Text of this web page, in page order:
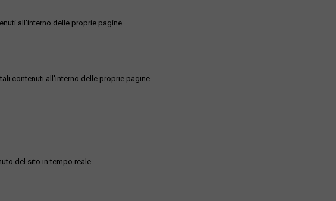
all'interno delle proprie pagine.
contenuti all'interno delle proprie pagine.
del sito in tempo reale.